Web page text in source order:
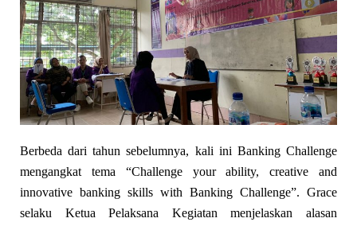
Berbeda dari tahun sebelumnya, kali ini Banking Challenge
mengangkat tema “Challenge your ability, creative and
innovative banking skills with Banking Challenge”. Grace
selaku Ketua Pelaksana Kegiatan menjelaskan alasan